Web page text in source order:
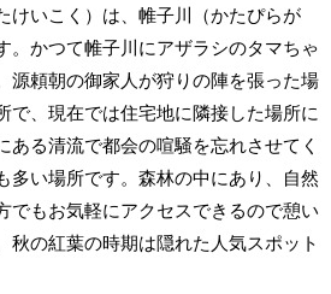
けいこく）は、帷子川（かたぴらが
。かつて帷子川にアザラシのタマちゃ
源頼朝の御家人が狩りの陣を張った場
で、現在では住宅地に隣接した場所に
ある清流で都会の喧騒を忘れさせてく
多い場所です。森林の中にあり、自然
でもお気軽にアクセスできるので憩い
秋の紅葉の時期は隠れた人気スポット